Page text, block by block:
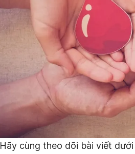
Hãy cùng theo dõi bài viết